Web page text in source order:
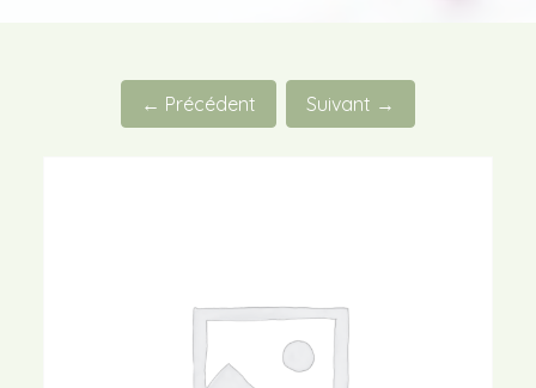
← Précédent Suivant →